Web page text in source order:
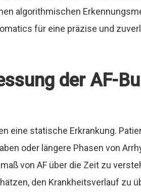
algorithmischen
für eine präzise und
der AF-
eine statische Erkrankung.
oder längere Phasen von
von AF über die Zeit zu
den Krankheitsverlauf zu